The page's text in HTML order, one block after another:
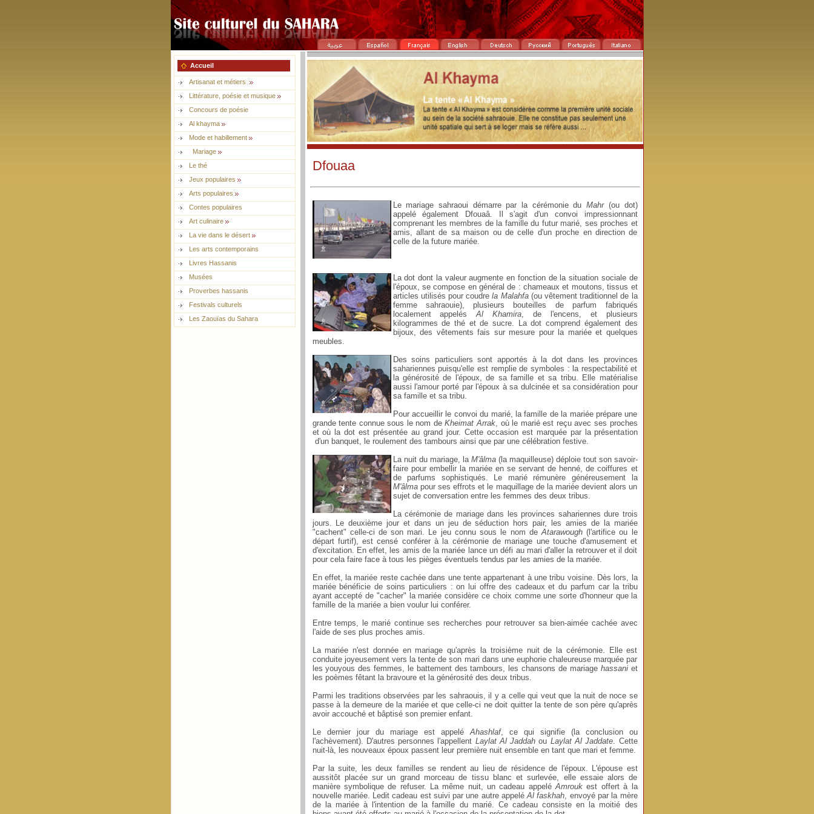
Accueil
Artisanat et métiers
Littérature, poésie et musique
Concours de poésie
Al khayma
Mode et habillement
Mariage
Le thé
Jeux populaires
Arts populaires
Contes populaires
Art culinaire
La vie dans le désert
Les arts contemporains
Livres Hassanis
Musées
Proverbes hassanis
Festivals culturels
Les Zaouïas du Sahara
Dfouaa
Le mariage sahraoui démarre par la cérémonie duMahr(ou dot)
appelé également Dfouaâ. Il s'agit d'un convoi impressionnant
comprenant les membres de la famille du futur marié, ses proches et
amis, allant de sa maison ou de celle d'un proche en direction de
celle de la future mariée.
La dot dont la valeur augmente en fonction de la situation sociale de
l'époux, se compose en général de : chameaux et moutons, tissus et
articles utilisés pour coudrela Malahfa(ou vêtement traditionnel de la
femme sahraouie), plusieurs bouteilles de parfum fabriqués
localement appelésAl Khamira, de l'encens, et plusieurs
kilogrammes de thé et de sucre. La dot comprend également des
bijoux, des vêtements fais sur mesure pour la mariée et quelques
meubles.
Des soins particuliers sont apportés à la dot dans les provinces
sahariennes puisqu'elle est remplie de symboles : la respectabilité et
la générosité de l'époux, de sa famille et sa tribu. Elle matérialise
aussi l'amour porté par l'époux à sa dulcinée et sa considération pour
sa famille et sa tribu.
Pour accueillir le convoi du marié, la famille de la mariée prépare une
grande tente connue sous le nom deKheimat Arrak, où le marié est reçu avec ses proches
et où la dot est présentée au grand jour. Cette occasion est marquée par la présentation
d'un banquet, le roulement des tambours ainsi que par une célébration festive.
La nuit du mariage, la M'âlma(la maquilleuse) déploie tout son savoir-
faire pour embellir la mariée en se servant de henné, de coiffures et
de parfums sophistiqués. Le marié rémunère généreusement la
M'âlmapour ses effrots et le maquillage de la mariée devient alors un
sujet de conversation entre les femmes des deux tribus.
La cérémonie de mariage dans les provinces sahariennes dure trois
jours. Le deuxième jour et dans un jeu de séduction hors pair, les amies de la mariée
"cachent" celle-ci de son mari. Le jeu connu sous le nom deAtarawough(l'artifice ou le
départ furtif), est censé conférer à la cérémonie de mariage une touche d'amusement et
d'excitation. En effet, les amis de la mariée lance un défi au mari d'aller la retrouver et il doit
pour cela faire face à tous les pièges éventuels tendus par les amies de la mariée.
En effet, la mariée reste cachée dans une tente appartenant à une tribu voisine. Dès lors, la
mariée bénéficie de soins particuliers : on lui offre des cadeaux et du parfum car la tribu
ayant accepté de "cacher" la mariée considère ce choix comme une sorte d'honneur que la
famille de la mariée a bien voulurlui conférer.
Entre temps, le marié continue ses recherches pour retrouver sa bien-aimée cachée avec
l'aide de ses plus proches amis.
La mariée n'est donnée en mariage qu'après la troisième nuit de la cérémonie. Elle est
conduite joyeusement vers la tente de son mari dans une euphorie chaleureuse marquée par
les youyous des femmes, le battement des tambours, les chansons de mariage hassani et
les poèmes fêtant la bravoure et la générosité des deux tribus.
Parmi les traditions observées par les sahraouis, il y a celle qui veut que la nuit de noce se
passe à la demeure de la mariée et que celle-ci ne doit quitter la tente de son père qu'après
avoir accouché et bâptisé son premier enfant.
Le dernier jour du mariage est appeléAhashlaf, ce qui signifie (la conclusion ou
l'achèvement). D'autres personnes l'appellent Laylat Al Jaddah ou Laylat Al Jaddate. Cette
nuit-là, les nouveaux époux passent leur première nuit ensemble en tant que mari et femme.
Par la suite, les deux familles se rendent au lieu de résidence de l'époux. L'épouse est
aussitôt placée sur un grand morceau de tissu blanc et surlevée, elle essaie alors de
manière symbolique de refuser. La même nuit, un cadeau appeléAmrouk est offert à la
nouvelle mariée. Ledit cadeau est suivi par une autre appeléAl faskhah, envoyé par la mère
de la mariée à l'intention de la famille du marié. Ce cadeau consiste en la moitié des